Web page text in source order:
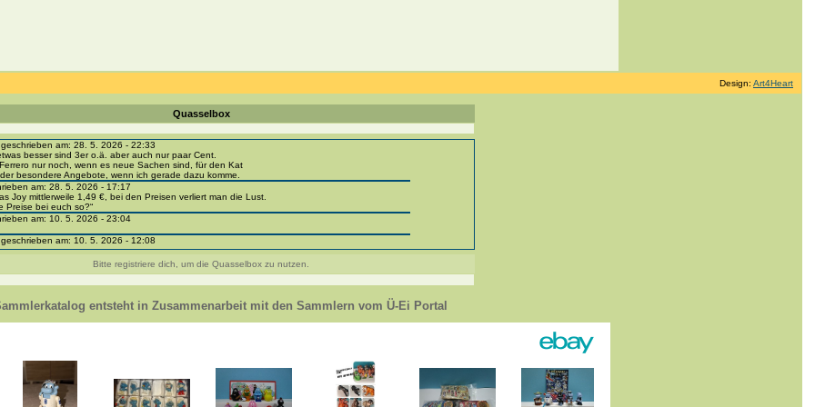
Design: Art4Heart
Quasselbox
am: 28. 5. 2026 - 22:33
besser sind 3er o.ä. aber auch nur paar Cent.
nur noch, wenn es neue Sachen sind, für den Kat
besondere Angebote, wenn ich gerade dazu komme.
am: 28. 5. 2026 - 17:17
Joy mittlerweile 1,49 €, bei den Preisen verliert man die Lust.
Preise bei euch so?“
am: 10. 5. 2026 - 23:04
am: 10. 5. 2026 - 12:08
portal-sammlerkatalog.de/categories.php?cat_id=1043
- BPZ obere Reihe
zur Strafe die nächsten 3 Monate keine Ü-Eier bekommen ;))
310, 318 und 326 habe ich keine BPZ
leider weggeworfen *grrrr* ;)
am: 29. 4. 2026 - 18:04
mir auch ein
am: 28. 4. 2026 - 21:01
Erinnerung ... oder?
Bitte registriere dich, um die Quasselbox zu nutzen.
entsteht in Zusammenarbeit mit den Sammlern vom Ü-Ei Portal